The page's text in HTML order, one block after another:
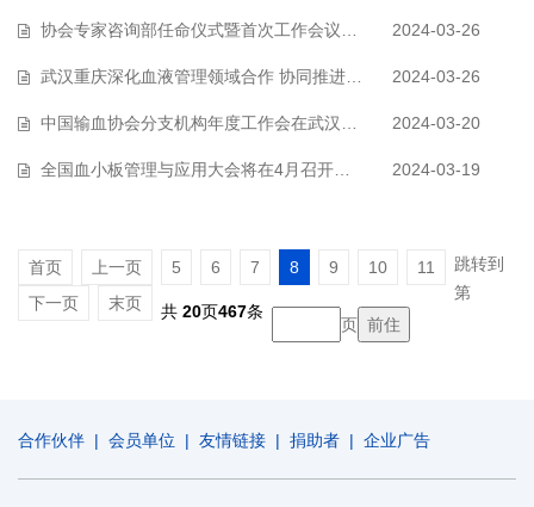
协会专家咨询部任命仪式暨首次工作会议在武汉举办 2024-03-26
武汉重庆深化血液管理领域合作 协同推进长江经济带共建共融高质量发展 2024-03-26
中国输血协会分支机构年度工作会在武汉召开 2024-03-20
全国血小板管理与应用大会将在4月召开，诚邀各位同仁报名参加~ 2024-03-19
首页 上一页 5 6 7 8 9 10
11
下一页
末页 共 20页467条
跳转到
第
页
合作伙伴 | 会员单位 | 友情链接 | 捐助者 | 企业广告